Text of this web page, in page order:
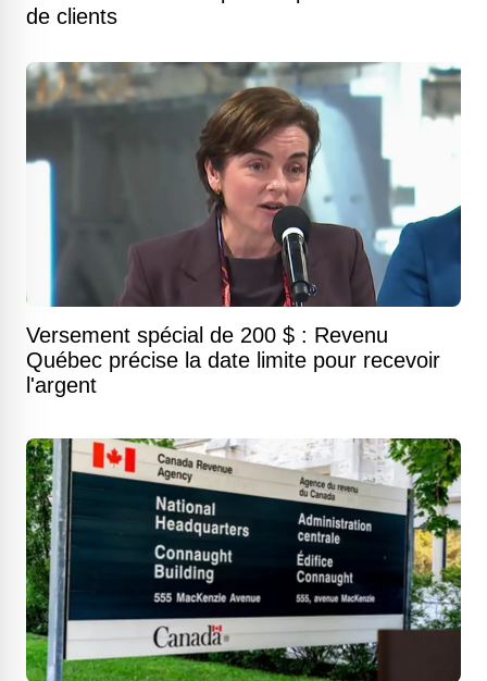
de clients
Versement spécial de 200 $ : Revenu
Québec précise la date limite pour recevoir
l'argent